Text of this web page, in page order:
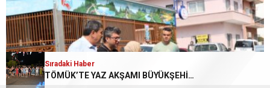
Sıradaki Haber
BÜYÜKŞEHİR’İN EĞİTİM DESTEĞİ NİTELİKLİ LİSELERİN KAPISINI ARALADI
Sıradaki Haber
TÖMÜK’TE YAZ AKŞAMI BÜYÜKŞEHİR’İN ŞARKILARIYLA DAHA GÜZEL